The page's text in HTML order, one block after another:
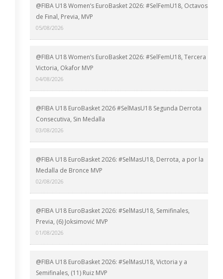
@FIBA U18 Women’s EuroBasket 2026: #SelFemU18, Octavos
de Final, Previa, MVP
05/08/2026
@FIBA U18 Women’s EuroBasket 2026: #SelFemU18, Tercera
Victoria, Okafor MVP
04/08/2026
@FIBA U18 EuroBasket 2026 #SelMasU18 Segunda Derrota
Consecutiva, Sin Medalla
03/08/2026
@FIBA U18 EuroBasket 2026: #SelMasU18, Derrota, a por la
Medalla de Bronce MVP
02/08/2026
@FIBA U18 EuroBasket 2026: #SelMasU18, Semifinales,
Previa, (6) Joksimović MVP
01/08/2026
@FIBA U18 EuroBasket 2026: #SelMasU18, Victoria y a
Semifinales, (11) Ruiz MVP